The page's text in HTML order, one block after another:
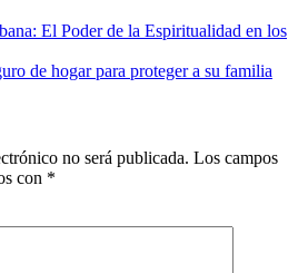
El Poder de la Espiritualidad en los
de hogar para proteger a su familia
no será publicada. Los campos
con *